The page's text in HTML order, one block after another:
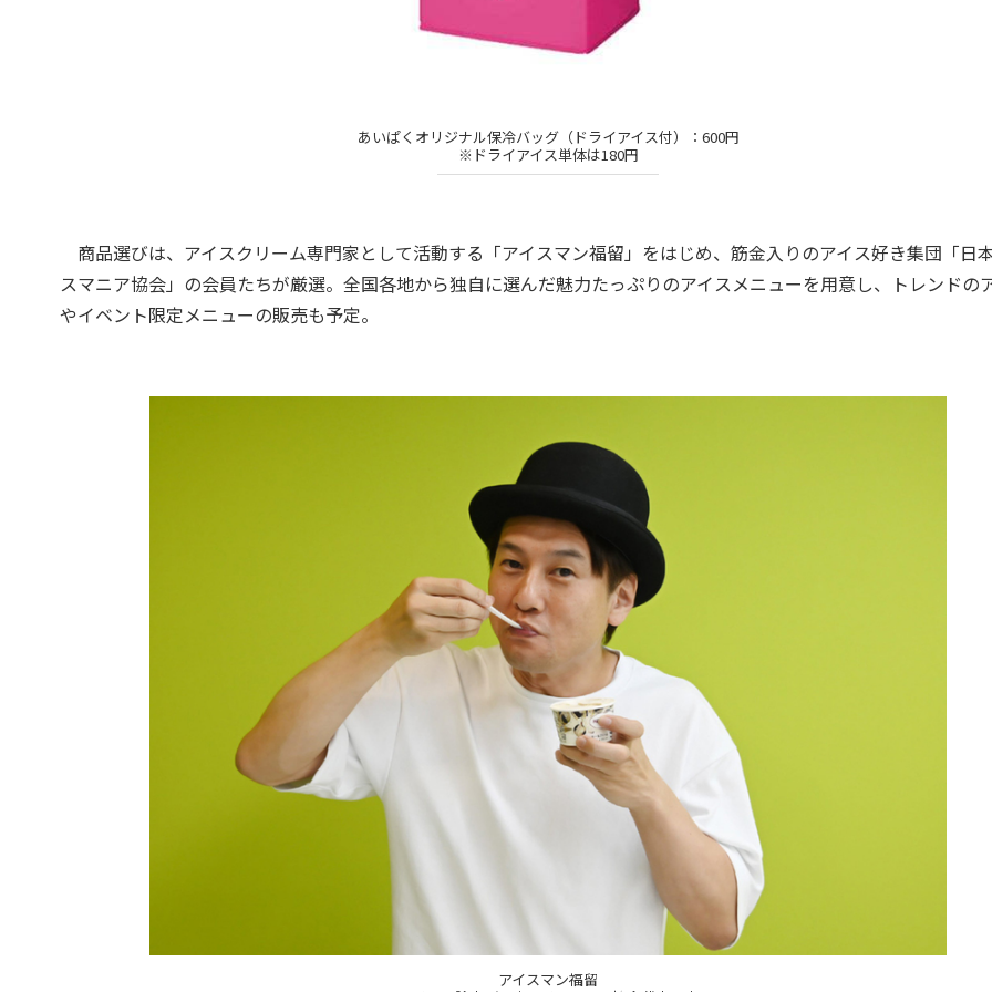
あいぱくオリジナル保冷バッグ（ドライアイス付）：600円
※ドライアイス単体は180円
商品選びは、アイスクリーム専門家として活動する「アイスマン福留」をはじめ、筋金入りのアイス好き集団「日
スマニア協会」の会員たちが厳選。全国各地から独自に選んだ魅力たっぷりのアイスメニューを用意し、トレンドの
やイベント限定メニューの販売も予定。
アイスマン福留